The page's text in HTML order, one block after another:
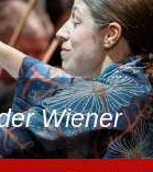
Wiener